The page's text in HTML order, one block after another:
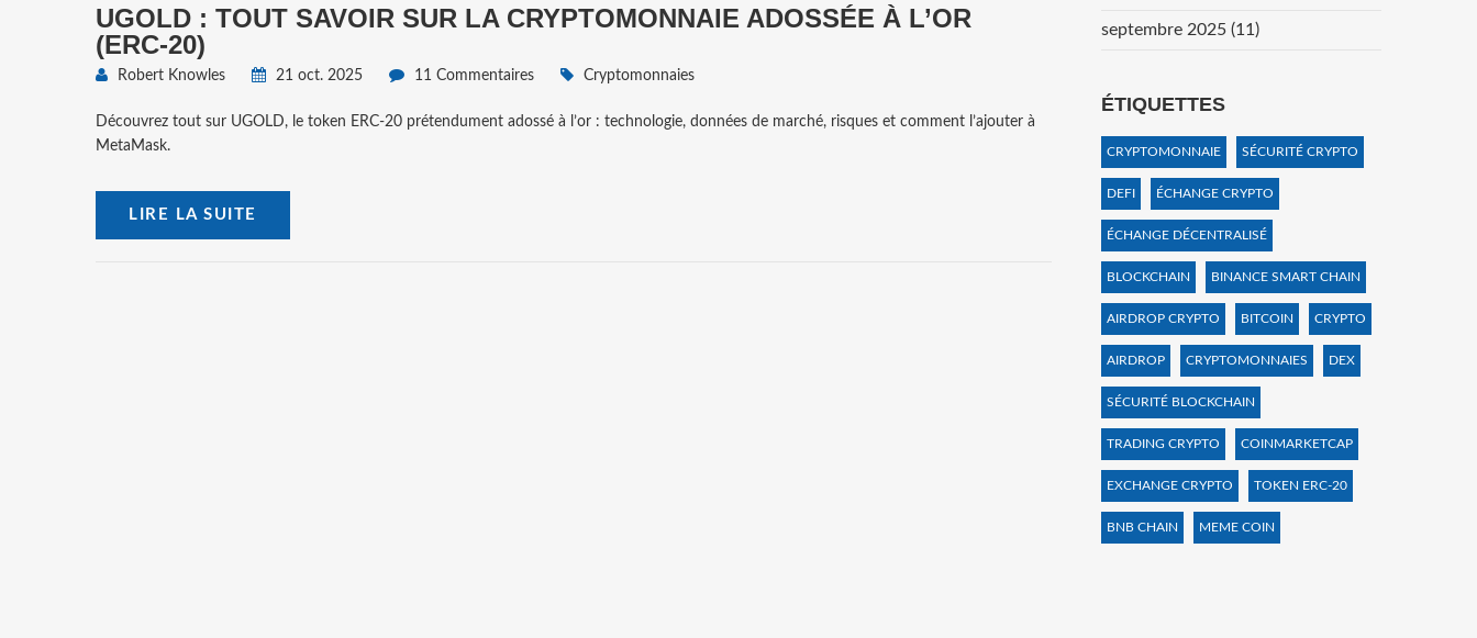
UGOLD : TOUT SAVOIR SUR LA CRYPTOMONNAIE ADOSSÉE À L’OR
(ERC‑20)
Robert Knowles 21 oct. 2025 11 Commentaires Cryptomonnaies
Découvrez tout sur UGOLD, le token ERC‑20 prétendument adossé à l’or : technologie, données de marché, risques et comment l’ajouter à
MetaMask.
LIRE LA SUITE
septembre 2025 (11)
ÉTIQUETTES
CRYPTOMONNAIE SÉCURITÉ CRYPTO
DEFI ÉCHANGE CRYPTO
ÉCHANGE DÉCENTRALISÉ
BLOCKCHAIN BINANCE SMART CHAIN
AIRDROP CRYPTO BITCOIN CRYPTO
AIRDROP CRYPTOMONNAIES DEX
SÉCURITÉ BLOCKCHAIN
TRADING CRYPTO COINMARKETCAP
EXCHANGE CRYPTO TOKEN ERC-20
BNB CHAIN MEME COIN